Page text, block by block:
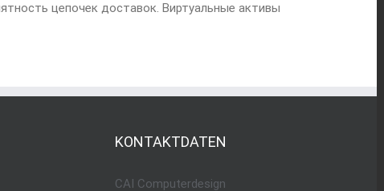
цепочек доставок. Виртуальные активы
KONTAKTDATEN
CAI Computerdesign